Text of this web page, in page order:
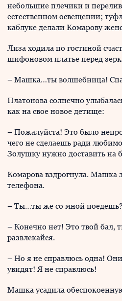
небольшие плечики и
естественном освещении;
каблуке делали Комарову
Лиза ходила по гостиной
шифоновом платье перед
– Машка…ты волшебница!
Платонова солнечно
как на свое новое детище:
– Пожалуйста! Это было
чего не сделаешь ради
Золушку нужно доставить на
Комарова вздрогнула. Машка
телефона.
– Ты…ты же со мной поедешь?
– Конечно нет! Это твой бал,
развлекайся.
– Но я не справлюсь одна!
увидят! Я не справлюсь!
Машка усадила